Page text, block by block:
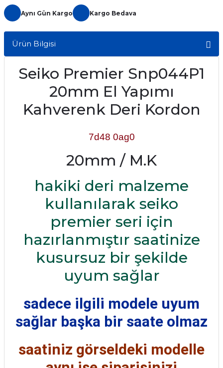
Aynı Gün Kargo Kargo Bedava
Ürün Bilgisi
Seiko Premier Snp044P1
20mm El Yapımı
Kahverenk Deri Kordon
7d48 0ag0
20mm / M.K
hakiki deri malzeme
kullanılarak seiko
premier seri için
hazırlanmıştır saatinize
kusursuz bir şekilde
uyum sağlar
sadece ilgili modele uyum
sağlar başka bir saate olmaz
saatiniz görseldeki modelle